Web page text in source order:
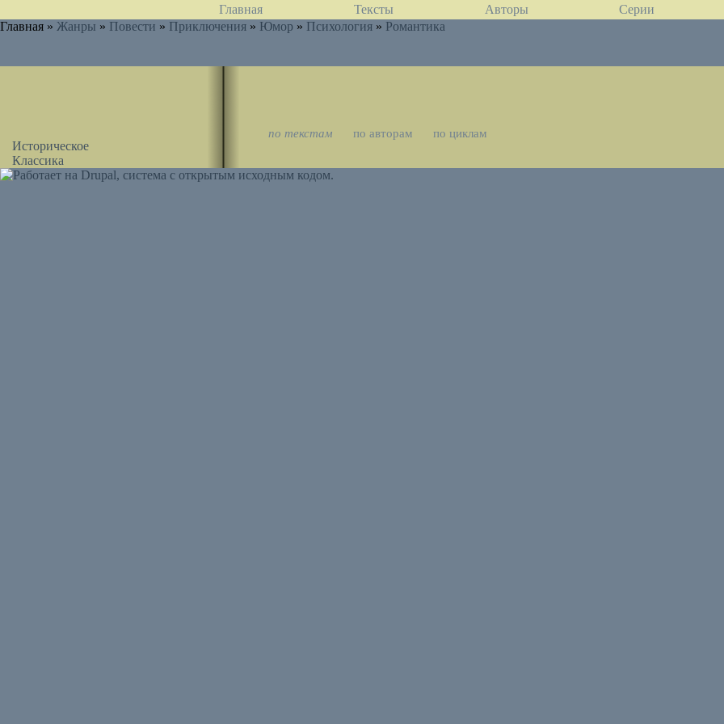
Главная Тексты Авторы Серии
Главная » Жанры » Повести » Приключения » Юмор » Психология » Романтика
Историческое
Классика
по текстам по авторам по циклам